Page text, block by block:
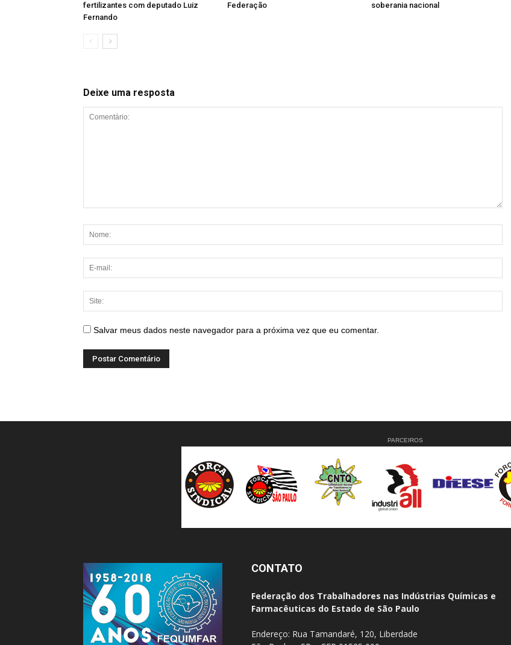
fertilizantes com deputado Luiz
Fernando
Federação
soberania nacional
Deixe uma resposta
Salvar meus dados neste navegador para a próxima vez que eu comentar.
PARCEIROS
CONTATO
Federação dos Trabalhadores nas Indústrias Químicas e
Farmacêuticas do Estado de São Paulo
Endereço: Rua Tamandaré, 120, Liberdade